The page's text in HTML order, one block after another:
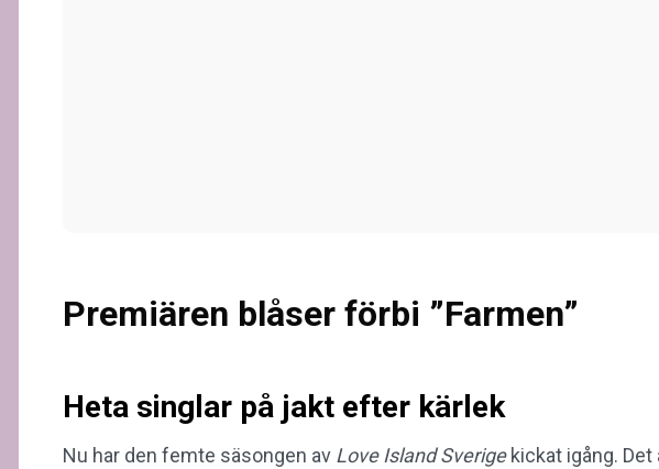
Premiären blåser förbi ”Farmen”
Heta singlar på jakt efter kärlek
Nu har den femte säsongen av Love Island Sverigekickat igång. Det